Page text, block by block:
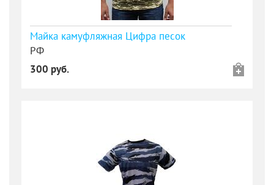
Майка камуфляжная Цифра песок
РФ
300 руб.